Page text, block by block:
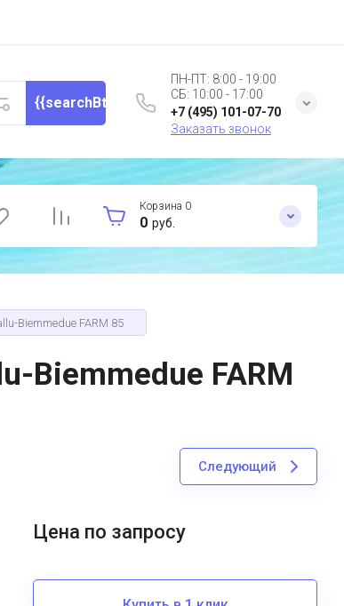
{{searchBtnValue}}
ПН-ПТ: 8:00 - 19:00
СБ: 10:00 - 17:00
+7 (495) 101-07-70
Заказать звонок
Корзина 0
0 руб.
Biemmedue FARM 85
Biemmedue FARM
Следующий
Цена по запросу